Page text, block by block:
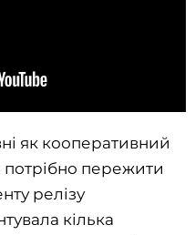
як кооперативний
потрібно пережити
релізу
кілька